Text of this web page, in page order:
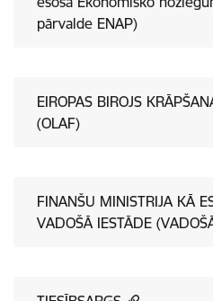
pārvalde ENAP)
EIROPAS BIROJS
(OLAF)
FINANŠU MINISTRIJA KĀ
VADOŠĀ IESTĀDE